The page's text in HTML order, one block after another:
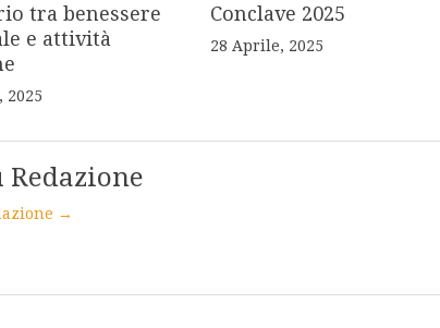
tra benessere
e attività
2025
Conclave 2025
28 Aprile, 2025
→